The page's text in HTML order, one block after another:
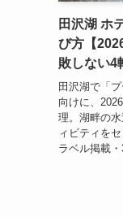
田沢湖 ホ
び方【
敗しない4
田沢湖で「
向けに、
理。湖畔の
ィビティを
ラベル掲載